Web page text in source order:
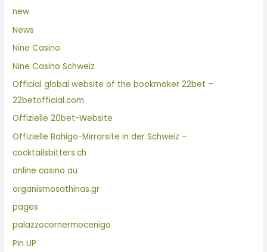
new
News
Nine Casino
Nine Casino Schweiz
Official global website of the bookmaker 22bet –
22betofficial.com
Offizielle 20bet-Website
Offizielle Bahigo-Mirrorsite in der Schweiz –
cocktailsbitters.ch
online casino au
organismosathinas.gr
pages
palazzocornermocenigo
Pin UP